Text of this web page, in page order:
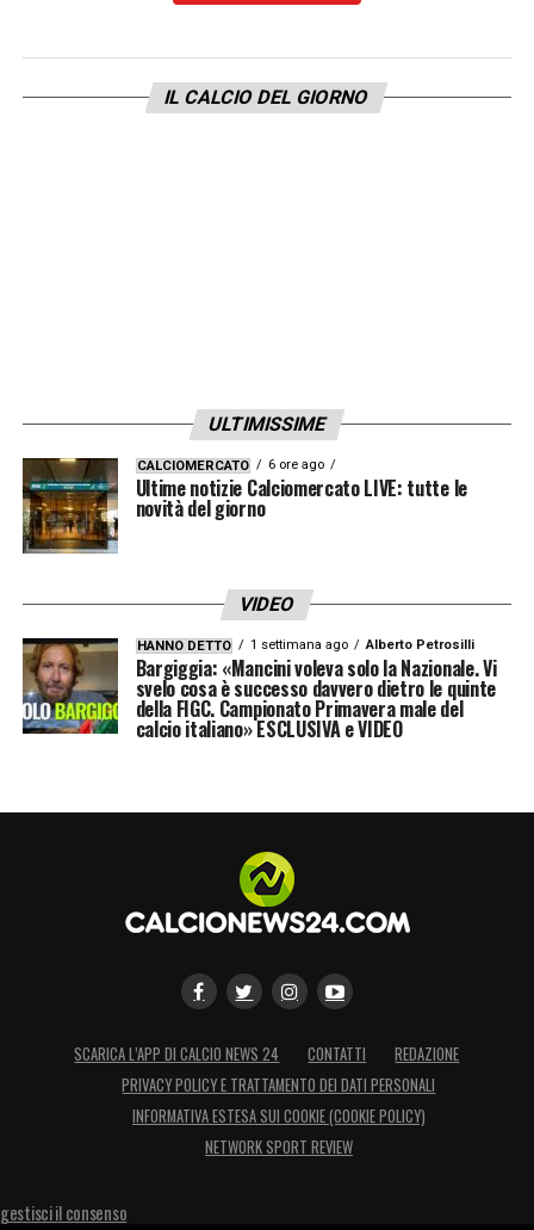
(CLICCA QUI)
IL CALCIO DEL GIORNO
ULTIMISSIME
CALCIOMERCATO 6 ore ago
Ultime notizie Calciomercato LIVE: tutte le
novità del giorno
VIDEO
HANNO DETTO 1 settimana ago Alberto Petrosilli
Bargiggia: «Mancini voleva solo la Nazionale. Vi
svelo cosa è successo davvero dietro le quinte
della FIGC. Campionato Primavera male del
calcio italiano» ESCLUSIVA e VIDEO
SCARICA L’APP DI CALCIO NEWS 24 CONTATTI
REDAZIONE
PRIVACY POLICY E TRATTAMENTO DEI DATI PERSONALI
INFORMATIVA ESTESA SUI COOKIE (COOKIE POLICY)
NETWORK SPORT REVIEW
gestisci il consenso